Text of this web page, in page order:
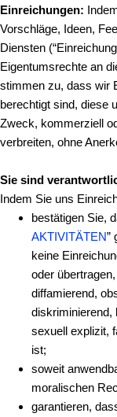
Einreichungen:
Vorschläge, Ideen,
Diensten
Eigentumsrechte an
stimmen zu, dass wir
berechtigt sind, diese
Zweck, kommerziell
verbreiten, ohne
Sie sind
Indem Sie uns
bestätigen Sie,
AKTIVITÄTEN”
keine
oder
diffamierend,
diskriminierend,
sexuell explizit,
ist;
soweit
moralischen
garantieren,